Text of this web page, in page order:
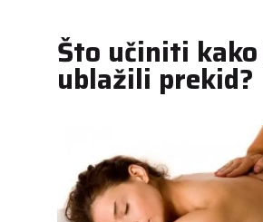
Što učiniti
ublažili prekid?